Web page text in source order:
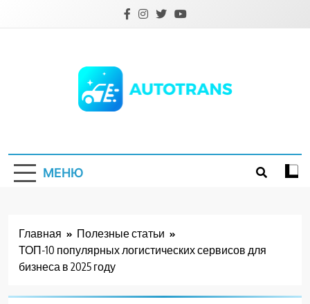
МЕНЮ
Главная
Полезные статьи
ТОП-10 популярных логистических сервисов для
бизнеса в 2025 году